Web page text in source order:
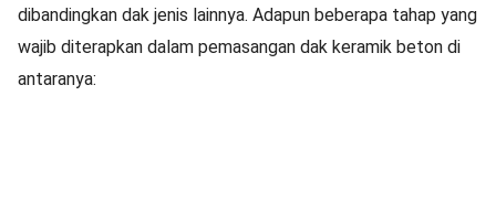
dibandingkan dak jenis lainnya. Adapun beberapa tahap yang
wajib diterapkan dalam pemasangan dak keramik beton di
antaranya: